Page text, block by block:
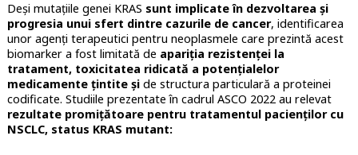
Deşi mutațiile genei KRAS sunt implicate în dezvoltarea şi
progresia unui sfert dintre cazurile de cancer, identificarea
unor agenţi terapeutici pentru neoplasmele care prezintă acest
biomarker a fost limitată de apariţia rezistenţei la
tratament, toxicitatea ridicată a potenţialelor
medicamente ţintite şi de structura particulară a proteinei
codificate. Studiile prezentate în cadrul ASCO 2022 au relevat
rezultate promiţătoare pentru tratamentul pacienţilor cu
NSCLC, status KRAS mutant: